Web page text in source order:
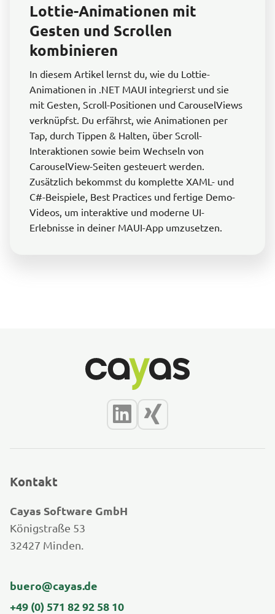
Lottie-Animationen mit
Gesten und Scrollen
kombinieren
In diesem Artikel lernst du, wie du Lottie-
Animationen in .NET MAUI integrierst und sie
mit Gesten, Scroll-Positionen und CarouselViews
verknüpfst. Du erfährst, wie Animationen per
Tap, durch Tippen & Halten, über Scroll-
Interaktionen sowie beim Wechseln von
CarouselView-Seiten gesteuert werden.
Zusätzlich bekommst du komplette XAML- und
C#-Beispiele, Best Practices und fertige Demo-
Videos, um interaktive und moderne UI-
Erlebnisse in deiner MAUI-App umzusetzen.
Kontakt
Cayas Software GmbH
Königstraße 53
32427 Minden.
buero@cayas.de
+49 (0) 571 82 92 58 10